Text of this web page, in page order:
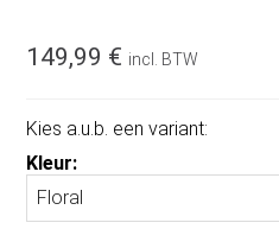
149,99 € incl. BTW
Kies a.u.b. een variant:
Kleur: